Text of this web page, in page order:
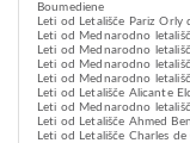
Boumediene
Leti od Letališče Pariz Orly
Leti od Mednarodno
Leti od Mednarodno
Leti od Mednarodno
Leti od Mednarodno
Leti od Letališče Alicante
Leti od Mednarodno
Leti od Letališče Ahmed
Leti od Letališče Charles